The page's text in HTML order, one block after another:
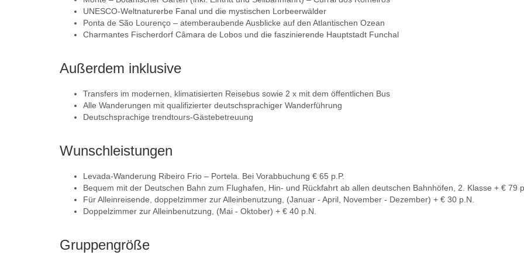
UNESCO-Weltnaturerbe Fanal und die mystischen Lorbeerwälder
Ponta de São Lourenço – atemberaubende Ausblicke auf den Atlantischen Ozean
Charmantes Fischerdorf Câmara de Lobos und die faszinierende Hauptstadt Funchal
Außerdem inklusive
Transfers im modernen, klimatisierten Reisebus sowie 2 x mit dem öffentlichen Bus
Alle Wanderungen mit qualifizierter deutschsprachiger Wanderführung
Deutschsprachige trendtours-Gästebetreuung
Wunschleistungen
Levada-Wanderung Ribeiro Frio – Portela. Bei Vorabbuchung € 65 p.P.
Bequem mit der Deutschen Bahn zum Flughafen, Hin- und Rückfahrt ab allen deutschen Bahnhöfen, 2. Klasse + € 79
Für Alleinreisende, doppelzimmer zur Alleinbenutzung, (Januar - April, November - Dezember) + € 30 p.N.
Doppelzimmer zur Alleinbenutzung, (Mai - Oktober) + € 40 p.N.
Gruppengröße